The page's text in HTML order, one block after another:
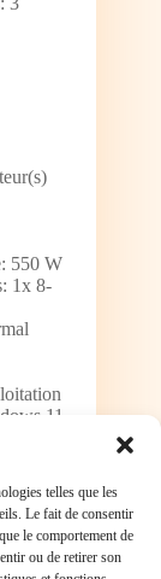
telles que les
Le fait de consentir
le comportement de
ou de retirer son
550 W
1x 8-
11